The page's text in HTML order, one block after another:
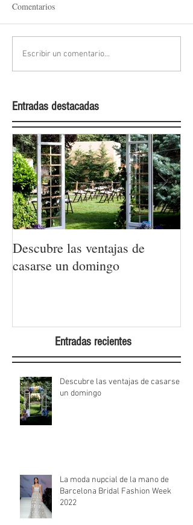
Comentarios
Escribir un comentario...
Entradas destacadas
Descubre las ventajas de
casarse un domingo
Entradas recientes
Descubre las ventajas de casarse
un domingo
La moda nupcial de la mano de
Barcelona Bridal Fashion Week
2022